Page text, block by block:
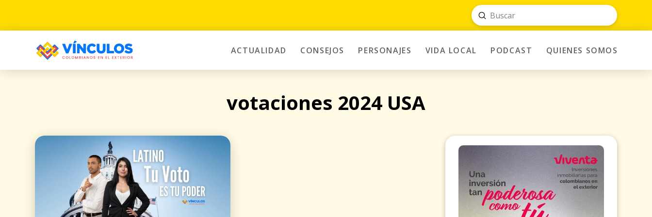
Search
Submit
ACTUALIDAD CONSEJOS PERSONAJES VIDA LOCAL PODCAST QUIENES SOMOS
votaciones 2024 USA